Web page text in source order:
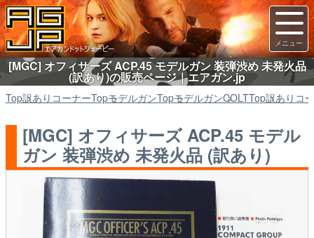
[MGC] オフィサーズ ACP.45 モデルガン 装弾渋め 未発火品
(訳あり)の販売ページ｜エアガン.jp
Top訳ありコーナーTopモデルガンTopモデルガンCOLTTop訳ありコ
[MGC] オフィサーズ ACP.45 モデル
ガン 装弾渋め 未発火品 (訳あり)